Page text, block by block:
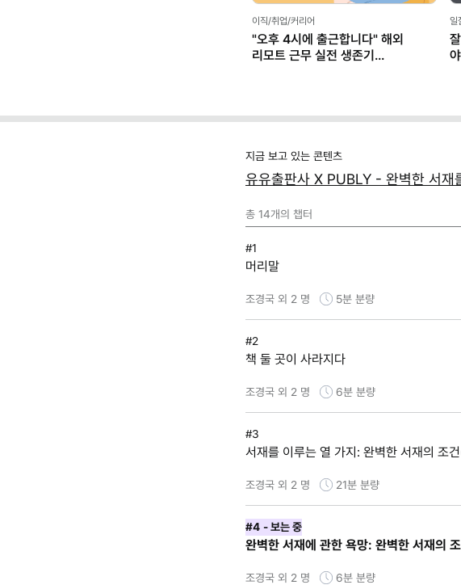
이직/취업/커리어
"오후 4시에 출근합니다" 해외
리모트 근무 실전 생존기
일
지금 보고 있는 콘텐츠
유유출판사 X PUBLY - 완벽한 서재
총 14개의 챕터
#1
머리말
조경국 외 2 명 5분 분량
#2
책 둘 곳이 사라지다
조경국 외 2 명 6분 분량
#3
서재를 이루는 열 가지: 완벽한 서재의 조
조경국 외 2 명 21분 분량
#4 - 보는 중
완벽한 서재에 관한 욕망: 완벽한 서재의
조경국 외 2 명 6분 분량